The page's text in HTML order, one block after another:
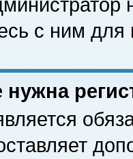
с ним для